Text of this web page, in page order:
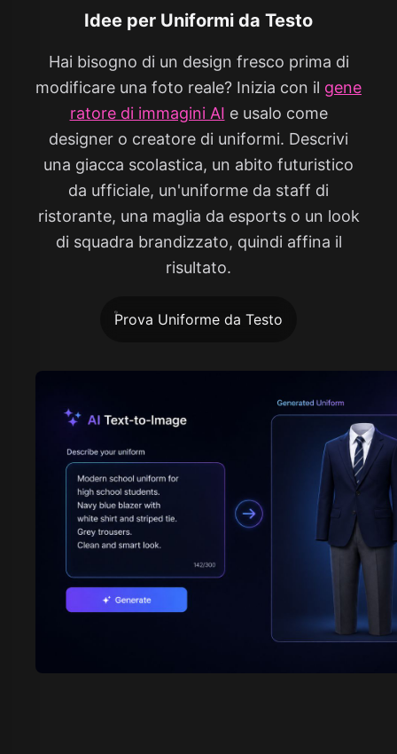
Idee per Uniformi da Testo
Hai bisogno di un design fresco prima di
modificare una foto reale? Inizia con il gene
ratore di immagini AI e usalo come
designer o creatore di uniformi. Descrivi
una giacca scolastica, un abito futuristico
da ufficiale, un'uniforme da staff di
ristorante, una maglia da esports o un look
di squadra brandizzato, quindi affina il
risultato.
Prova Uniforme da Testo